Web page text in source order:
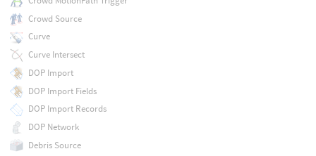
Crowd Source
Curve
Curve Intersect
DOP Import
DOP Import Fields
DOP Import Records
DOP Network
Debris Source